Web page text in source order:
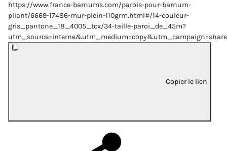
https://www.france-barnums.com/parois-pour-barnum-
pliant/6669-17486-mur-plein-110grm.html#/14-couleur-
gris_pantone_18_4005_tcx/34-taille-paroi_de_45m?
Copier le lien